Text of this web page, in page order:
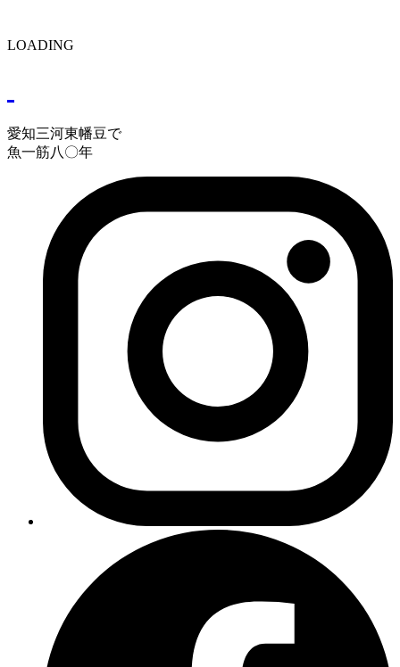
LOADING
愛知三河東幡豆で
魚一筋八〇年